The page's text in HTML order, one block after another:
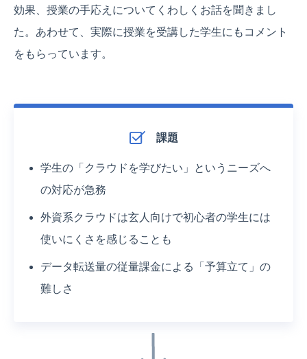
効果、授業の手応えについてくわしくお話を聞きまし
た。あわせて、実際に授業を受講した学生にもコメント
をもらっています。
課題
学生の「クラウドを学びたい」というニーズへ
の対応が急務
外資系クラウドは玄人向けで初心者の学生には
使いにくさを感じることも
データ転送量の従量課金による「予算立て」の
難しさ